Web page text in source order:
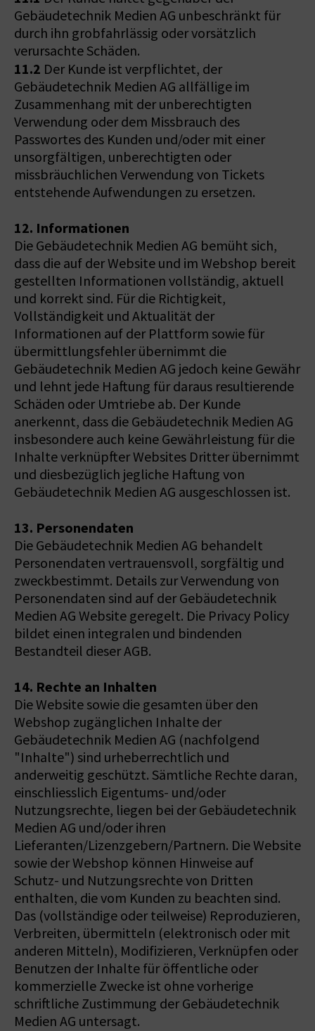
Gebäudetechnik Medien AG unbeschränkt für
durch ihn grobfahrlässig oder vorsätzlich
verursachte Schäden.
11.2 Der Kunde ist verpflichtet, der
Gebäudetechnik Medien AG allfällige im
Zusammenhang mit der unberechtigten
Verwendung oder dem Missbrauch des
Passwortes des Kunden und/oder mit einer
unsorgfältigen, unberechtigten oder
missbräuchlichen Verwendung von Tickets
entstehende Aufwendungen zu ersetzen.
12. Informationen
Die Gebäudetechnik Medien AG bemüht sich,
dass die auf der Website und im Webshop bereit
gestellten Informationen vollständig, aktuell
und korrekt sind. Für die Richtigkeit,
Vollständigkeit und Aktualität der
Informationen auf der Plattform sowie für
übermittlungsfehler übernimmt die
Gebäudetechnik Medien AG jedoch keine Gewähr
und lehnt jede Haftung für daraus resultierende
Schäden oder Umtriebe ab. Der Kunde
anerkennt, dass die Gebäudetechnik Medien AG
insbesondere auch keine Gewährleistung für die
Inhalte verknüpfter Websites Dritter übernimmt
und diesbezüglich jegliche Haftung von
Gebäudetechnik Medien AG ausgeschlossen ist.
13. Personendaten
Die Gebäudetechnik Medien AG behandelt
Personendaten vertrauensvoll, sorgfältig und
zweckbestimmt. Details zur Verwendung von
Personendaten sind auf der Gebäudetechnik
Medien AG Website geregelt. Die Privacy Policy
bildet einen integralen und bindenden
Bestandteil dieser AGB.
14. Rechte an Inhalten
Die Website sowie die gesamten über den
Webshop zugänglichen Inhalte der
Gebäudetechnik Medien AG (nachfolgend
"Inhalte") sind urheberrechtlich und
anderweitig geschützt. Sämtliche Rechte daran,
einschliesslich Eigentums- und/oder
Nutzungsrechte, liegen bei der Gebäudetechnik
Medien AG und/oder ihren
Lieferanten/Lizenzgebern/Partnern. Die Website
sowie der Webshop können Hinweise auf
Schutz- und Nutzungsrechte von Dritten
enthalten, die vom Kunden zu beachten sind.
Das (vollständige oder teilweise) Reproduzieren,
Verbreiten, übermitteln (elektronisch oder mit
anderen Mitteln), Modifizieren, Verknüpfen oder
Benutzen der Inhalte für öffentliche oder
kommerzielle Zwecke ist ohne vorherige
schriftliche Zustimmung der Gebäudetechnik
Medien AG untersagt.